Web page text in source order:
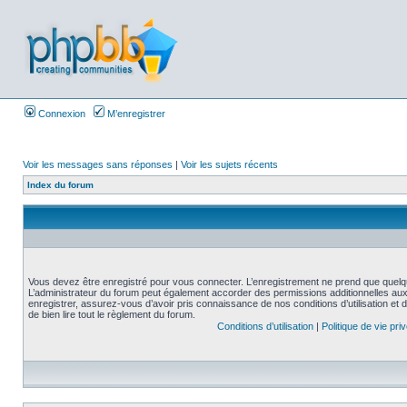
Connexion M’enregistrer
Voir les messages sans réponses | Voir les sujets récents
Index du forum
Vous devez être enregistré pour vous connecter. L’enregistrement ne prend que
L’administrateur du forum peut également accorder des permissions additionnelles
enregistrer, assurez-vous d’avoir pris connaissance de nos conditions d’utilisation et
de bien lire tout le règlement du forum.
Conditions d’utilisation| Politique de vie